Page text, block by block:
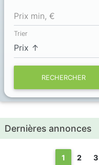
Prix min, €
Trier
RECHERCHER
Dernières annonces
1(текущая)
2 3